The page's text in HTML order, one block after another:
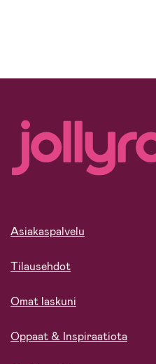
Asiakaspalvelu
Tilausehdot
Omat laskuni
Oppaat & Inspiraatiota